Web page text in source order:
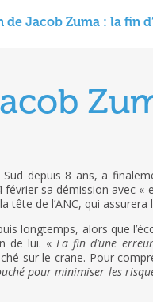
de Jacob Zuma : la fin
Sud depuis 8 ans, a
février sa démission avec
tête de l’ANC, qui
longtemps, alors que
de lui. «La fin d’une
sur le crane. Pour
pour minimiser les